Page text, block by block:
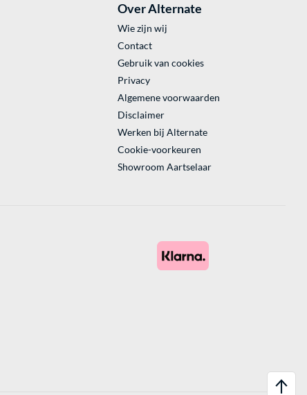
Over Alternate
Wie zijn wij
Contact
Gebruik van cookies
Privacy
Algemene voorwaarden
Disclaimer
Werken bij Alternate
Cookie-voorkeuren
Showroom Aartselaar